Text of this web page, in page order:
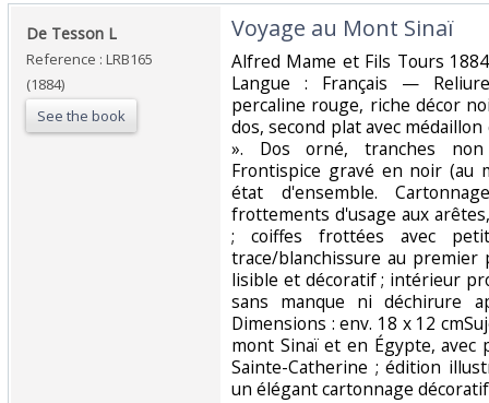
‎De Tesson L‎
Reference : LRB165
(1884)
See the book
‎Voyage au Mont Sinaï‎
‎Alfred Mame et Fils Tours
Langue : Français —
percaline rouge, riche décor
dos, second plat avec
». Dos orné, tranches
Frontispice gravé en noir (au
état d'ensemble.
frottements d'usage aux
; coiffes frottées avec
trace/blanchissure au premier
lisible et décoratif ; intérieur
sans manque ni déchirure
Dimensions : env. 18 x 12
mont Sinaï et en Égypte, avec
Sainte-Catherine ; édition
un élégant cartonnage